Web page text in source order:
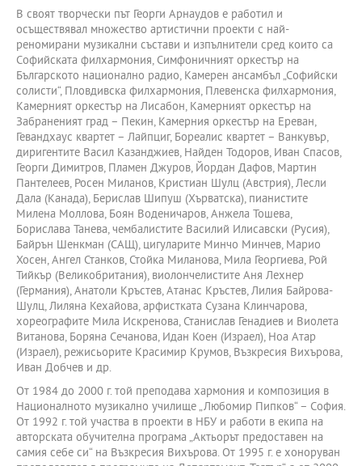
В своят творчески път Георги Арнаудов е работил и
осъществявал множество артистични проекти с най-
реномирани музикални състави и изпълнители сред които са
Софийската филхармония, Симфоничният оркестър на
Българското национално радио, Камерен ансамбъл „Софийски
солисти“, Пловдивска филхармония, Плевенска филхармония,
Камерният оркестър на Лисабон, Камерният оркестър на
Забраненият град – Пекин, Камерния оркестър на Ереван,
Гевандхаус квартет – Лайпциг, Бореалис квартет – Ванкувър,
диригентите Васил Казанджиев, Найден Тодоров, Иван Спасов,
Георги Димитров, Пламен Джуров, Йордан Дафов, Мартин
Пантелеев, Росен Миланов, Кристиан Шулц (Австрия), Лесли
Дала (Канада), Берислав Шипуш (Хърватска), пианистите
Милена Моллова, Боян Воденичаров, Анжела Тошева,
Борислава Танева, чембалистите Василий Илисавски (Русия),
Байрън Шенкман (САЩ), цигуларите Минчо Минчев, Марио
Хосен, Ангел Станков, Стойка Миланова, Мила Георгиева, Рой
Тийкър (Великобритания), виолончелистите Аня Лехнер
(Германия), Анатоли Кръстев, Атанас Кръстев, Лилия Байрова-
Шулц, Лиляна Кехайова, арфистката Сузана Клинчарова,
хореографите Мила Искренова, Станислав Генадиев и Виолета
Витанова, Боряна Сечанова, Идан Коен (Израел), Ноа Атар
(Израел), режисьорите Красимир Крумов, Възкресия Вихърова,
Иван Добчев и др.
От 1984 до 2000 г. той преподава хармония и композиция в
Националното музикално училище „Любомир Пипков“ – София.
От 1992 г. той участва в проекти в НБУ и работи в екипа на
авторската обучителна програма „Актьорът предоставен на
самия себе си“ на Възкресия Вихърова. От 1995 г. е хоноруван